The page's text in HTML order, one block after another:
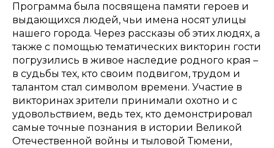
Программа была посвящена памяти героев и
выдающихся людей, чьи имена носят улицы
нашего города. Через рассказы об этих людях, а
также с помощью тематических викторин гости
погрузились в живое наследие родного края –
в судьбы тех, кто своим подвигом, трудом и
талантом стал символом времени. Участие в
викторинах зрители принимали охотно и с
удовольствием, ведь тех, кто демонстрировал
самые точные познания в истории Великой
Отечественной войны и тыловой Тюмени,